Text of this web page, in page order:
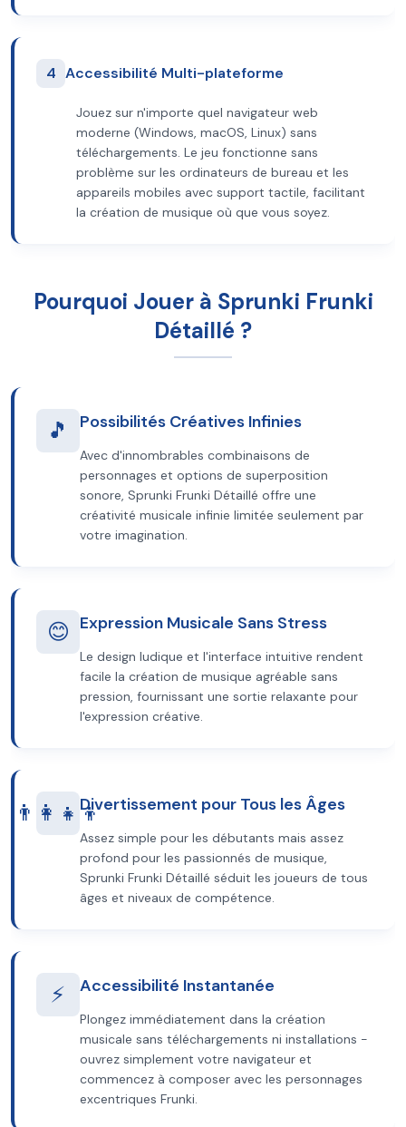
4 Accessibilité Multi-plateforme
Jouez sur n'importe quel navigateur web
moderne (Windows, macOS, Linux) sans
téléchargements. Le jeu fonctionne sans
problème sur les ordinateurs de bureau et les
appareils mobiles avec support tactile, facilitant
la création de musique où que vous soyez.
Pourquoi Jouer à Sprunki Frunki
Détaillé ?
🎵 Possibilités Créatives Infinies
Avec d'innombrables combinaisons de
personnages et options de superposition
sonore, Sprunki Frunki Détaillé offre une
créativité musicale infinie limitée seulement par
votre imagination.
😊 Expression Musicale Sans Stress
Le design ludique et l'interface intuitive rendent
facile la création de musique agréable sans
pression, fournissant une sortie relaxante pour
l'expression créative.
👨‍👩‍👧‍👦Divertissement pour Tous les Âges
Assez simple pour les débutants mais assez
profond pour les passionnés de musique,
Sprunki Frunki Détaillé séduit les joueurs de tous
âges et niveaux de compétence.
⚡ Accessibilité Instantanée
Plongez immédiatement dans la création
musicale sans téléchargements ni installations -
ouvrez simplement votre navigateur et
commencez à composer avec les personnages
excentriques Frunki.